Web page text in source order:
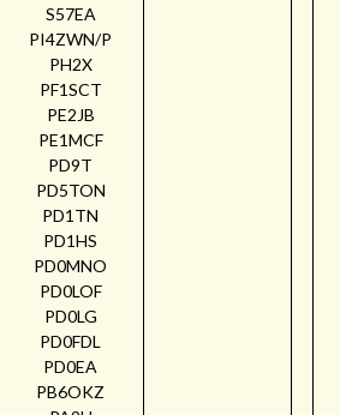
S57EA
PI4ZWN/P
PH2X
PF1SCT
PE2JB
PE1MCF
PD9T
PD5TON
PD1TN
PD1HS
PD0MNO
PD0LOF
PD0LG
PD0FDL
PD0EA
PB6OKZ